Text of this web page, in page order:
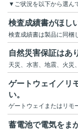
▼ご状況を以下から選ん
検査成績書がほし
検査成績書は製品に同梱
自然災害保証はあ
天災、水害、地震、火災
ゲートウェイ／リ
い。
ゲートウェイまたはリモ
蓄電池で電気をま